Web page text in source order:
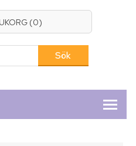
(0)